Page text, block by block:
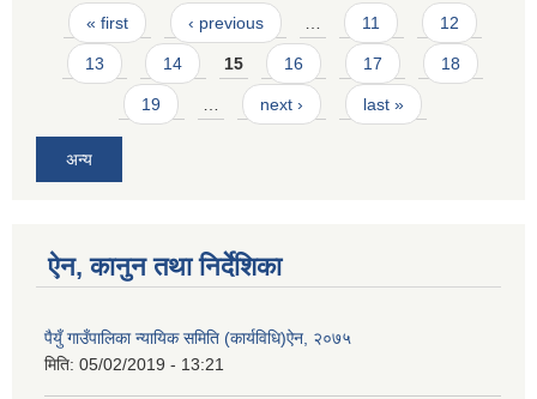
Pages
« first ‹ previous 11 12
13 14 15 16 17 18
19 next › last »
अन्य
ऐन, कानुन तथा निर्देशिका
पैयुँ गाउँपालिका न्यायिक समिति (कार्यविधि)ऐन, २०७५
मिति: 05/02/2019 - 13:21